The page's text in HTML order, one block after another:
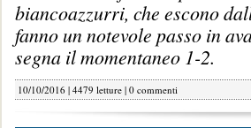
biancoazzurri, che escono
fanno un notevole passo in
segna il momentaneo 1-2.
10/10/2016 | 4479 letture | 0 commenti